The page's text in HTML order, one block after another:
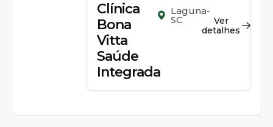
Clínica
Bona
Vitta
Saúde
Integrada
Laguna-
SC
Ver
detalhes